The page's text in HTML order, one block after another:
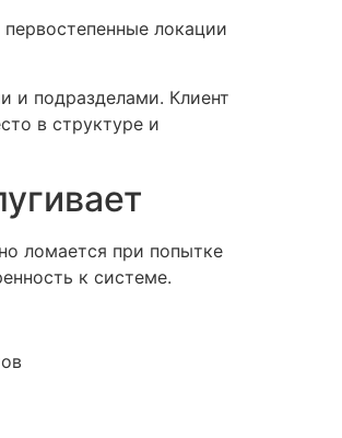
локации
и подразделами. Клиент
в структуре и
ломается при попытке
к системе.